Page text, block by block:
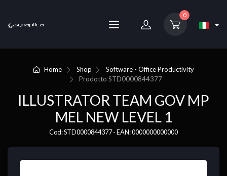
0
Home Shop
Software - Office Productivity
ProdottoSTD0000844377
ILLUSTRATOR TEAM GOV MP
MEL NEW LEVEL 1
Cod: STD0000844377 - EAN: 0000000000000